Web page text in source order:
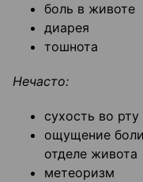
боль в животе
диарея
тошнота
Нечасто:
сухость во рту
ощущение
отделе живота
метеоризм